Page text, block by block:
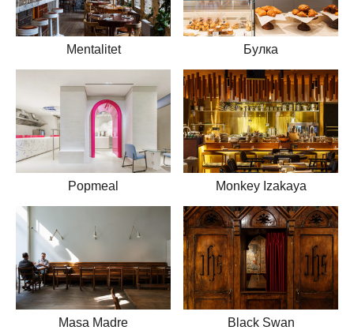
Mentalitet Булка
Popmeal Monkey Izakaya
Masa Madre Black Swan